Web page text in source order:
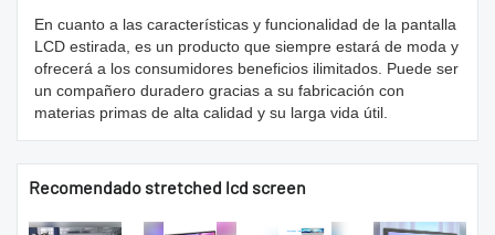
En cuanto a las características y funcionalidad de la pantalla
LCD estirada, es un producto que siempre estará de moda y
ofrecerá a los consumidores beneficios ilimitados. Puede ser
un compañero duradero gracias a su fabricación con
materias primas de alta calidad y su larga vida útil.
Recomendado stretched lcd screen